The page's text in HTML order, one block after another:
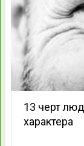
13 черт
характера